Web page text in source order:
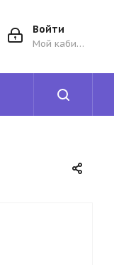
Войти
Мой кабинет